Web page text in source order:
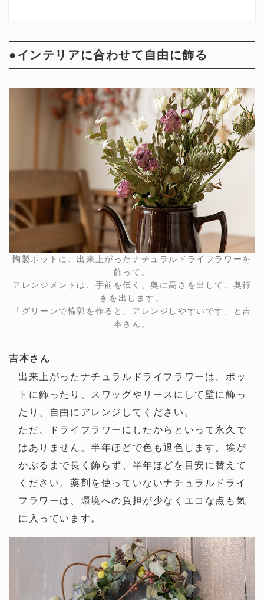
●インテリアに合わせて自由に飾る
陶製ポットに、出来上がったナチュラルドライフラワーを
飾って。
アレンジメントは、手前を低く、奥に高さを出して、奥行
きを出します。
「グリーンで輪郭を作ると、アレンジしやすいです」と吉
本さん。
吉本さん
出来上がったナチュラルドライフラワーは、ポッ
トに飾ったり、スワッグやリースにして壁に飾っ
たり、自由にアレンジしてください。
ただ、ドライフラワーにしたからといって永久で
はありません。半年ほどで色も退色します。埃が
かぶるまで長く飾らず、半年ほどを目安に替えて
ください。薬剤を使っていないナチュラルドライ
フラワーは、環境への負担が少なくエコな点も気
に入っています。